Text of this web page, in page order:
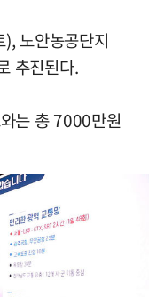
노안농공단지
추진된다.
는 총 7000만원